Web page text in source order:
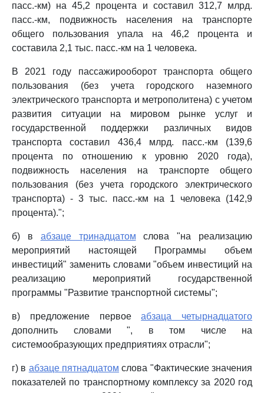
пасс.-км) на 45,2 процента и составил 312,7 млрд.
пасс.-км, подвижность населения на транспорте
общего пользования упала на 46,2 процента и
составила 2,1 тыс. пасс.-км на 1 человека.
В 2021 году пассажирооборот транспорта общего
пользования (без учета городского наземного
электрического транспорта и метрополитена) с учетом
развития ситуации на мировом рынке услуг и
государственной поддержки различных видов
транспорта составил 436,4 млрд. пасс.-км (139,6
процента по отношению к уровню 2020 года),
подвижность населения на транспорте общего
пользования (без учета городского электрического
транспорта) - 3 тыс. пасс.-км на 1 человека (142,9
процента).";
б) в абзаце тринадцатом слова "на реализацию
мероприятий настоящей Программы объем
инвестиций" заменить словами "объем инвестиций на
реализацию мероприятий государственной
программы "Развитие транспортной системы";
в) предложение первоеабзаца четырнадцатого
дополнить словами ", в том числе на
системообразующих предприятиях отрасли";
г) в абзаце пятнадцатом слова "Фактические значения
показателей по транспортному комплексу за 2020 год